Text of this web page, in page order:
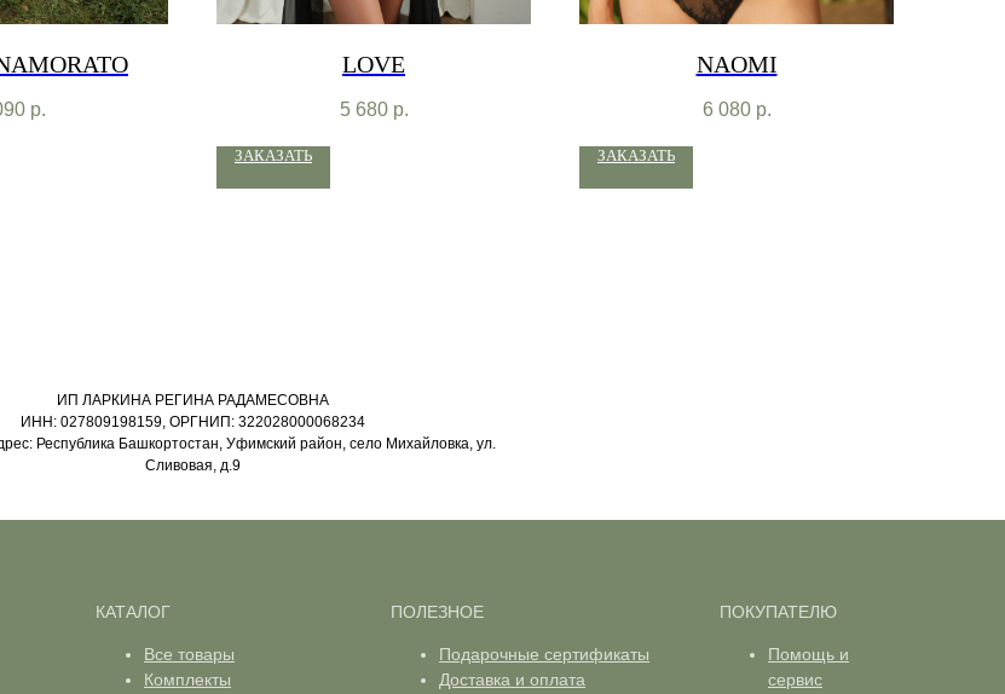
р.
LOVE
5 680 р.
ЗАКАЗАТЬ
NAOMI
6 080 р.
ЗАКАЗАТЬ
ИП ЛАРКИНА РЕГИНА РАДАМЕСОВНА
ИНН: 027809198159, ОРГНИП: 322028000068234
Республика Башкортостан, Уфимский район, село Михайловка, ул.
Сливовая, д.9
КАТАЛОГ
Все товары
Комплекты
ПОЛЕЗНОЕ
Подарочные сертификаты
Доставка и оплата
ПОКУПАТЕЛЮ
Помощь и
сервис